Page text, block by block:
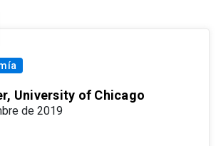
University of Chicago
de 2019